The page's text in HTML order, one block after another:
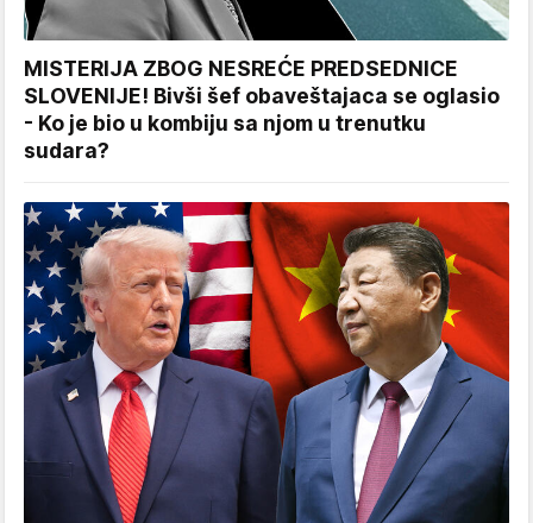
MISTERIJA ZBOG NESREĆE PREDSEDNICE
SLOVENIJE! Bivši šef obaveštajaca se oglasio
- Ko je bio u kombiju sa njom u trenutku
sudara?